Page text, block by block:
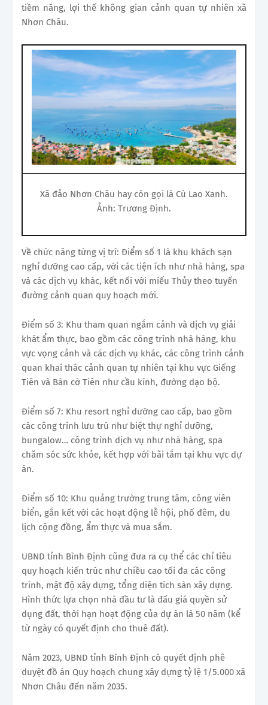
tiềm năng, lợi thế không gian cảnh quan tự nhiên xã
Nhơn Châu.
Xã đảo Nhơn Châu hay còn gọi là Cù Lao Xanh.
Ảnh: Trương Định.
Về chức năng từng vị trí: Điểm số 1 là khu khách sạn
nghỉ dưỡng cao cấp, với các tiện ích như nhà hàng, spa
và các dịch vụ khác, kết nối với miếu Thủy theo tuyến
đường cảnh quan quy hoạch mới.
Điểm số 3: Khu tham quan ngắm cảnh và dịch vụ giải
khát ẩm thực, bao gồm các công trình nhà hàng, khu
vực vọng cảnh và các dịch vụ khác, các công trình cảnh
quan khai thác cảnh quan tự nhiên tại khu vực Giếng
Tiên và Bàn cờ Tiên như cầu kính, đường dạo bộ.
Điểm số 7: Khu resort nghỉ dưỡng cao cấp, bao gồm
các công trình lưu trú như biệt thự nghỉ dưỡng,
bungalow… công trình dịch vụ như nhà hàng, spa
chăm sóc sức khỏe, kết hợp với bãi tắm tại khu vực dự
án.
Điểm số 10: Khu quảng trường trung tâm, công viên
biển, gắn kết với các hoạt động lễ hội, phố đêm, du
lịch cộng đồng, ẩm thực và mua sắm.
UBND tỉnh Bình Định cũng đưa ra cụ thể các chỉ tiêu
quy hoạch kiến trúc như chiều cao tối đa các công
trình, mật độ xây dựng, tổng diện tích sàn xây dựng.
Hình thức lựa chọn nhà đầu tư là đấu giá quyền sử
dụng đất, thời hạn hoạt động của dự án là 50 năm (kể
từ ngày có quyết định cho thuê đất).
Năm 2023, UBND tỉnh Bình Định có quyết định phê
duyệt đồ án Quy hoạch chung xây dựng tỷ lệ 1/5.000 xã
Nhơn Châu đến năm 2035.